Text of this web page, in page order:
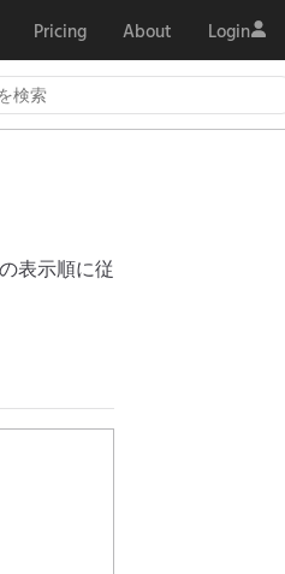
Pricing About Login
表示順に従